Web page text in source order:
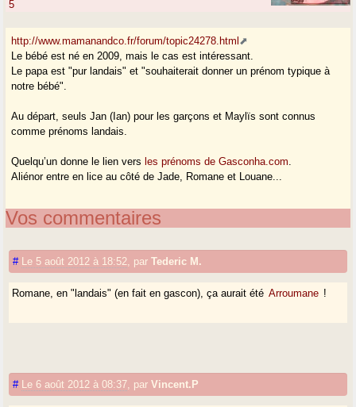
5
http://www.mamanandco.fr/forum/topic24278.html
Le bébé est né en 2009, mais le cas est intéressant.
Le papa est "pur landais" et "souhaiterait donner un prénom typique à
notre bébé".
Au départ, seuls Jan (Ian) pour les garçons et Maylïs sont connus
comme prénoms landais.
Quelqu’un donne le lien vers les prénoms de Gasconha.com.
Aliénor entre en lice au côté de Jade, Romane et Louane...
Vos commentaires
# Le 5 août 2012 à 18:52 parTederic M.
Romane, en "landais" (en fait en gascon), ça aurait été Arroumane !
# Le 6 août 2012 à 08:37 parVincent.P